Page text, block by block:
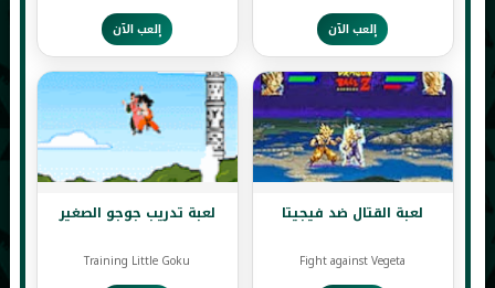
إلعب الآن إلعب الآن
لعبة القتال ضد فيجيتا
Fight against Vegeta
لعبة تدريب جوجو الصغير
Training Little Goku